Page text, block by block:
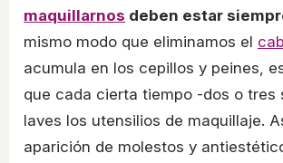
maquillarnos deben estar
mismo modo que eliminamos el
acumula en los cepillos y peines,
que cada cierta tiempo -dos o tres
laves los utensilios de maquillaje.
aparición de molestos y